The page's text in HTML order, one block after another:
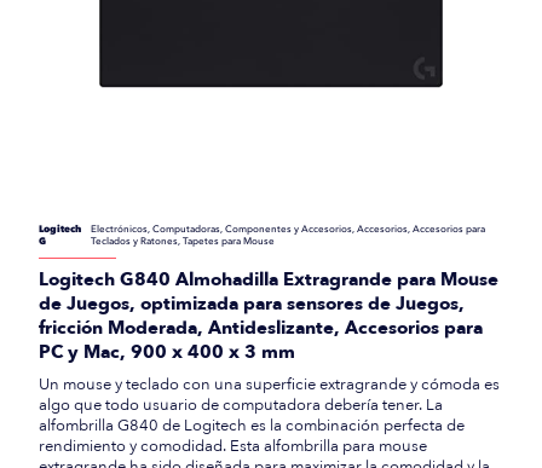
Logitech
G
Electrónicos, Computadoras, Componentes y Accesorios, Accesorios, Accesorios para
Teclados y Ratones, Tapetes para Mouse
Logitech G840 Almohadilla Extragrande para Mouse
de Juegos, optimizada para sensores de Juegos,
fricción Moderada, Antideslizante, Accesorios para
PC y Mac, 900 x 400 x 3 mm
Un mouse y teclado con una superficie extragrande y cómoda es
algo que todo usuario de computadora debería tener. La
alfombrilla G840 de Logitech es la combinación perfecta de
rendimiento y comodidad. Esta alfombrilla para mouse